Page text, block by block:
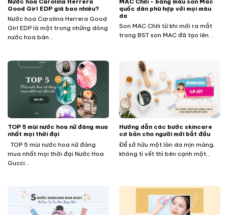
Good Girl EDP giá bao nhiêu?
Nước hoa Carolina Herrera Good
Girl EDP là một trong những dòng
nước hoa bán...
quốc dân phù hợp với mọi màu
da
Son MAC Chili từ khi mới ra mắt
trong BST son MAC đã tạo lên...
TOP 5 mùi nước hoa nữ đáng mua
nhất mọi thời đại
TOP 5 mùi nước hoa nữ đáng
mua nhất mọi thời đại Nước Hoa
Gucci...
Hướng dẫn các bước skincare
cơ bản cho người mới bắt đầu
Để sở hữu một làn da mịn màng,
không tì vết thì bên cạnh một...